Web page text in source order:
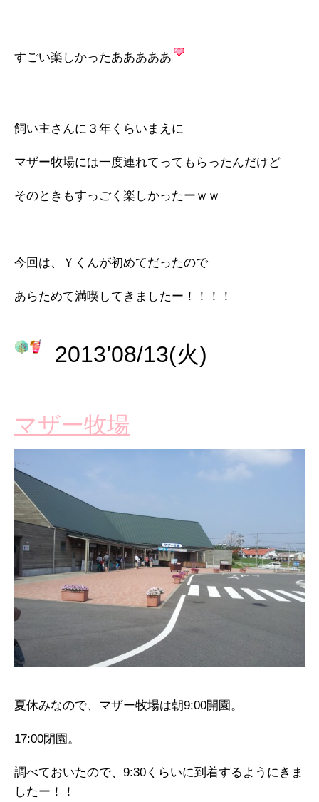
すごい楽しかったあああああ
飼い主さんに３年くらいまえに
マザー牧場には一度連れてってもらったんだけど
そのときもすっごく楽しかったーｗｗ
今回は、Ｙくんが初めてだったので
あらためて満喫してきましたー！！！！
2013’08/13(火)
マザー牧場
夏休みなので、マザー牧場は朝9:00開園。
17:00閉園。
調べておいたので、9:30くらいに到着するようにきま
したー！！